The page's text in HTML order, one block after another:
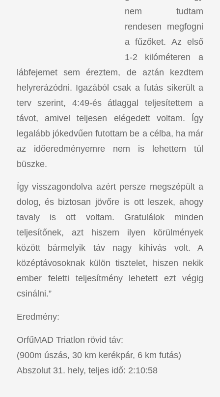
nem tudtam
rendesen megfogni
a fűzőket. Az első
1-2 kilóméteren a
lábfejemet sem éreztem, de aztán kezdtem
helyrerázódni. Igazából csak a futás sikerült a
terv szerint, 4:49-és átlaggal teljesítettem a
távot, amivel teljesen elégedett voltam. Így
legalább jókedvűen futottam be a célba, ha már
az időeredményemre nem is lehettem túl
büszke.
Így visszagondolva azért persze megszépült a
dolog, és biztosan jövőre is ott leszek, ahogy
tavaly is ott voltam. Gratulálok minden
teljesítőnek, azt hiszem ilyen körülmények
között bármelyik táv nagy kihívás volt. A
középtávosoknak külön tisztelet, hiszen nekik
ember feletti teljesítmény lehetett ezt végig
csinálni.”
Eredmény:
OrfűMAD Triatlon rövid táv:
(900m úszás, 30 km kerékpár, 6 km futás)
Abszolut 31. hely, teljes idő: 2:10:58